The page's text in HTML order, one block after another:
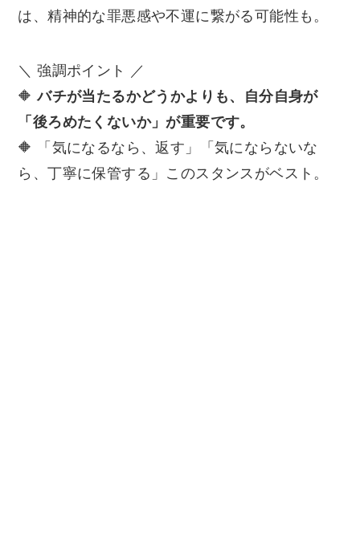
は、精神的な罪悪感や不運に繋がる可能性も。
＼ 強調ポイント ／
🔶バチが当たるかどうかよりも、自分自身が
「後ろめたくないか」が重要です。
🔶 「気になるなら、返す」「気にならないな
ら、丁寧に保管する」このスタンスがベスト。